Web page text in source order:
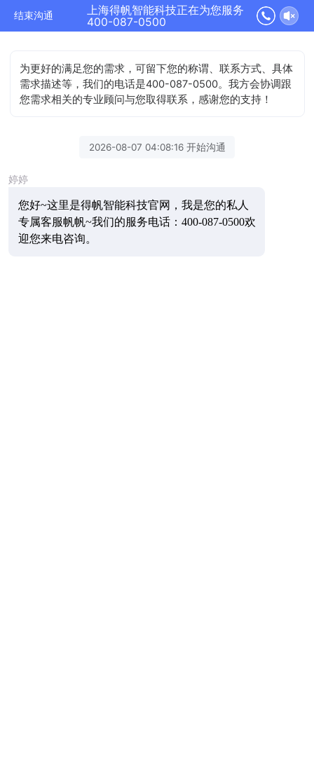
结束沟通
上海得帆智能科技正在为您服务
400-087-0500
为更好的满足您的需求，可留下您的称谓、联系方式、具体
需求描述等，我们的电话是400-087-0500。我方会协调跟
您需求相关的专业顾问与您取得联系，感谢您的支持！
2026-08-07 04:08:16 开始沟通
婷婷
您好~这里是得帆智能科技官网，我是您的私人
专属客服帆帆~我们的服务电话：400-087-0500欢
迎您来电咨询。